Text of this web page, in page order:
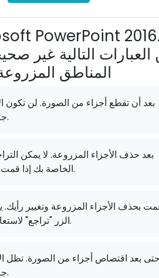
التالية غير
المناطق
جزءًا من ملف الصورة.
الخاصة بك إذا قمت بحفظ وإغلاق الملف.
الزر "تراجع" لاستعادة الأجزاء المزروعة.
جزءًا من ملف الصورة.